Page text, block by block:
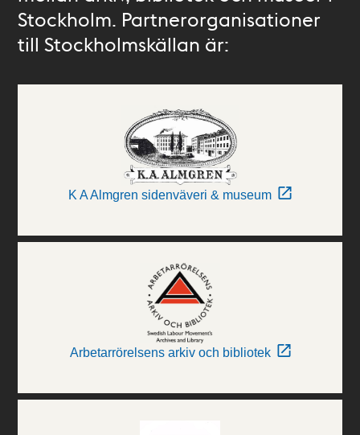
Stockholm. Partnerorganisationer
till Stockholmskällan är:
K A Almgren sidenväveri & museum
Arbetarrörelsens arkiv och bibliotek